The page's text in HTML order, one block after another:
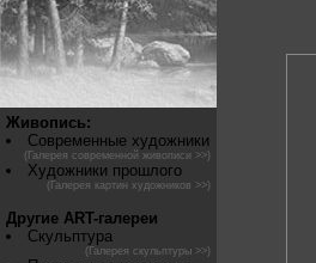
Живопись:
Современные художники
(Галерея современной живописи >>)
Художники прошлого
(Галерея картин художников >>)
Другие ART-галереи
Скульптура
(Галерея скульптуры >>)